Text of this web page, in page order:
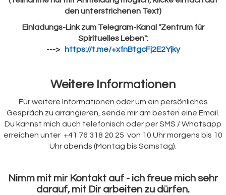
den unterstrichenen Text)
Einladungs-Link zum Telegram-Kanal "Zentrum für
Spirituelles Leben":
---> https://t.me/+xfnBtgcFj2E2Yjky
Weitere Informationen
Für weitere Informationen oder um ein persönliches
Gespräch zu arrangieren, sende mir am besten eine Email.
Du kannst mich auch telefonisch oder per SMS / Whatsapp
erreichen unter +41 76 318 20 25 von 10 Uhr morgens bis 10
Uhr abends (Montag bis Samstag).
Nimm mit mir Kontakt auf - ich freue mich sehr
darauf, mit Dir arbeiten zu dürfen.